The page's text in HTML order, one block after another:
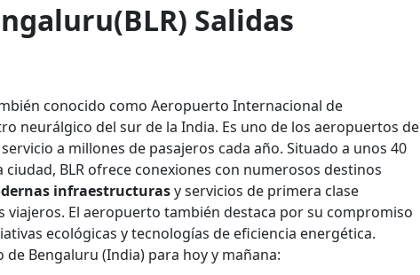
Salidas
conocido como Aeropuerto Internacional de
neurálgico del sur de la India. Es uno de los aeropuertos de
a millones de pasajeros cada año. Situado a unos 40
BLR ofrece conexiones con numerosos destinos
infraestructurasy servicios de primera clase
El aeropuerto también destaca por su compromiso
ecológicas y tecnologías de eficiencia energética.
Bengaluru (India) para hoy y mañana: